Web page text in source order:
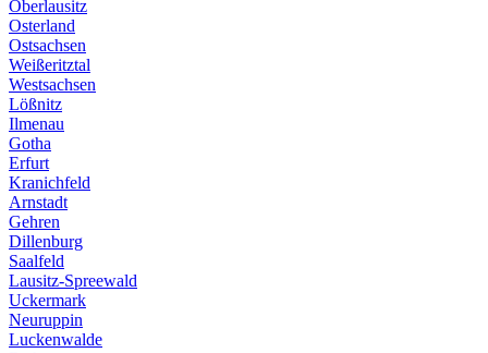
Oberlausitz
Osterland
Ostsachsen
Weißeritztal
Westsachsen
Lößnitz
Ilmenau
Gotha
Erfurt
Kranichfeld
Arnstadt
Gehren
Dillenburg
Saalfeld
Lausitz-Spreewald
Uckermark
Neuruppin
Luckenwalde